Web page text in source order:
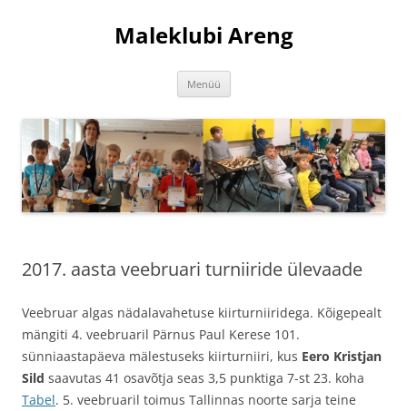
Maleklubi Areng
Menüü
2017. aasta veebruari turniiride ülevaade
Veebruar algas nädalavahetuse kiirturniiridega. Kõigepealt
mängiti 4. veebruaril Pärnus Paul Kerese 101.
sünniaastapäeva mälestuseks kiirturniiri, kus Eero Kristjan
Sild saavutas 41 osavõtja seas 3,5 punktiga 7-st 23. koha
Tabel. 5. veebruaril toimus Tallinnas noorte sarja teine